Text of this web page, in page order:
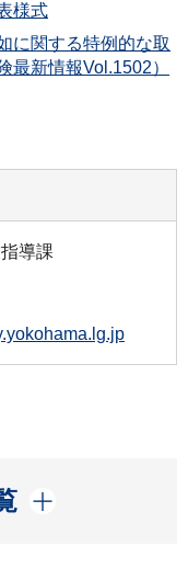
様式
に関する特例的な取
最新情報Vol.1502）
導課